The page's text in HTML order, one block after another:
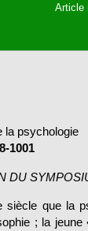
Article
la psychologie
1001
DU
siècle que la
; la